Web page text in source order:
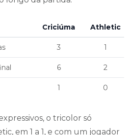
Criciúma Athletic
3 1
6 2
1 0
o tricolor só
em 1 a 1, e com um jogador